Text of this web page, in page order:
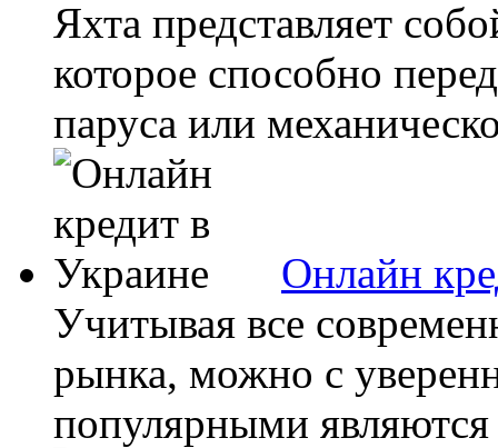
Яхта представляет
которое способно
паруса или
Онлайн
Учитывая все
рынка, можно с
популярными являются